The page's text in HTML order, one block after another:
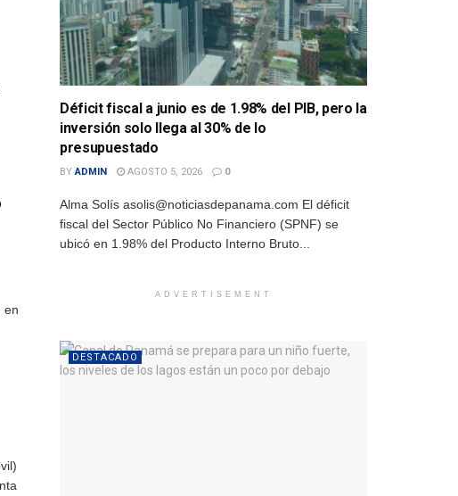
en
Déficit fiscal a junio es de 1.98% del PIB, pero la
inversión solo llega al 30% de lo
presupuestado
BY ADMIN AGOSTO 5, 2026 0
Alma Solís asolis@noticiasdepanama.com El déficit
fiscal del Sector Público No Financiero (SPNF) se
ubicó en 1.98% del Producto Interno Bruto...
ADVERTISEMENT
DESTACADO